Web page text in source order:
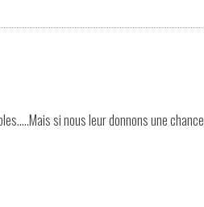
si nous leur donnons une chance